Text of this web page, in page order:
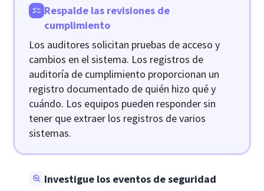
Respalde las revisiones de
cumplimiento
Los auditores solicitan pruebas de acceso y
cambios en el sistema. Los registros de
auditoría de cumplimiento proporcionan un
registro documentado de quién hizo qué y
cuándo. Los equipos pueden responder sin
tener que extraer los registros de varios
sistemas.
Investigue los eventos de seguridad